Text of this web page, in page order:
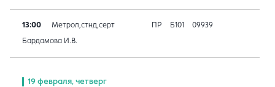
13:00 Метрол,стнд,серт ПР Б101 09939
Бардамова И.В.
19 февраля, четверг